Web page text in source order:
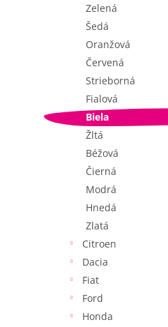
Zelená
Šedá
Oranžová
Červená
Strieborná
Fialová
Biela
Žltá
Béžová
Čierná
Modrá
Hnedá
Zlatá
Citroen
Dacia
Fiat
Ford
Honda